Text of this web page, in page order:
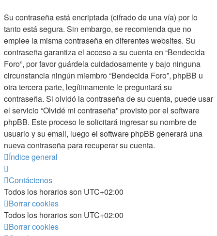
Su contraseña está encriptada (cifrado de una vía) por lo
tanto está segura. Sin embargo, se recomienda que no
emplee la misma contraseña en diferentes websites. Su
contraseña garantiza el acceso a su cuenta en “Bendecida
Foro”, por favor guárdela cuidadosamente y bajo ninguna
circunstancia ningún miembro “Bendecida Foro”, phpBB u
otra tercera parte, legítimamente le preguntará su
contraseña. Si olvidó la contraseña de su cuenta, puede usar
el servicio “Olvidé mi contraseña” provisto por el software
phpBB. Este proceso le solicitará ingresar su nombre de
usuario y su email, luego el software phpBB generará una
nueva contraseña para recuperar su cuenta.
Índice general
Contáctenos
Todos los horarios son UTC+02:00
Borrar cookies
Todos los horarios son UTC+02:00
Borrar cookies